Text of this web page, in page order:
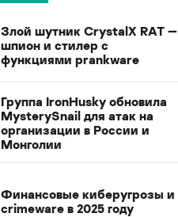
Злой шутник CrystalX RAT —
шпион и стилер с
функциями prankware
Группа IronHusky обновила
MysterySnail для атак на
организации в России и
Монголии
Финансовые киберугрозы и
crimeware в 2025 году